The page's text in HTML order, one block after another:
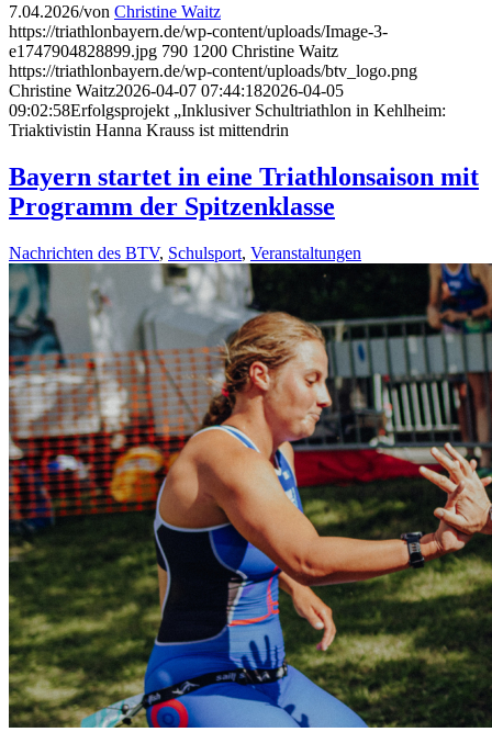
7.04.2026/von Christine Waitz
https://triathlonbayern.de/wp-content/uploads/Image-3-
e1747904828899.jpg 790 1200 Christine Waitz
https://triathlonbayern.de/wp-content/uploads/btv_logo.png
Christine Waitz2026-04-07 07:44:182026-04-05
09:02:58Erfolgsprojekt „Inklusiver Schultriathlon in Kehlheim:
Triaktivistin Hanna Krauss ist mittendrin
Bayern startet in eine Triathlonsaison mit
Programm der Spitzenklasse
Nachrichten des BTV, Schulsport, Veranstaltungen